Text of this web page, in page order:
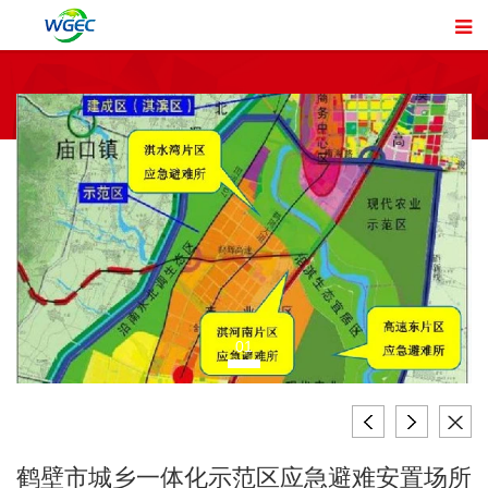
01
鹤壁市城乡一体化示范区应急避难安置场所